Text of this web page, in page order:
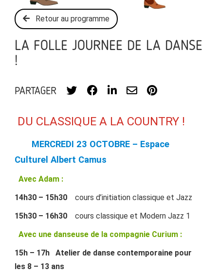
Retour au programme
LA FOLLE JOURNEE DE LA DANSE
!
PARTAGER
DU CLASSIQUE A LA COUNTRY !
MERCREDI 23 OCTOBRE – Espace
Culturel Albert Camus
Avec Adam :
14h30 – 15h30 cours d’initiation classique et Jazz
15h30 – 16h30 cours classique et Modern Jazz 1
Avec une danseuse de la compagnie Curium :
15h – 17h Atelier de danse contemporaine pour
les 8 – 13 ans